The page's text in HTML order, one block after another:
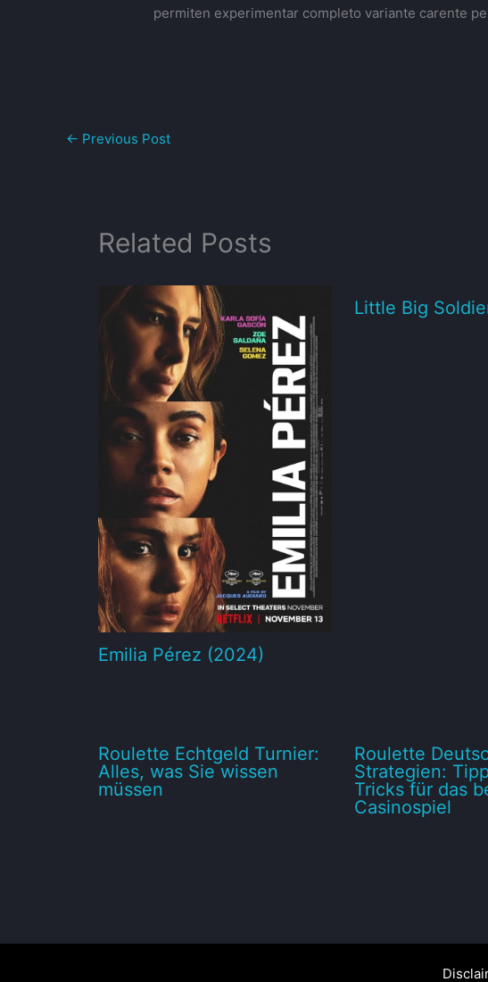
permiten experimentar completo variante carente
← Previous Post
Related Posts
Emilia Pérez (2024)
Little Big
Roulette Echtgeld Turnier:
Alles, was Sie wissen
müssen
Roulette
Strategien:
Tricks für das
Casinospiel